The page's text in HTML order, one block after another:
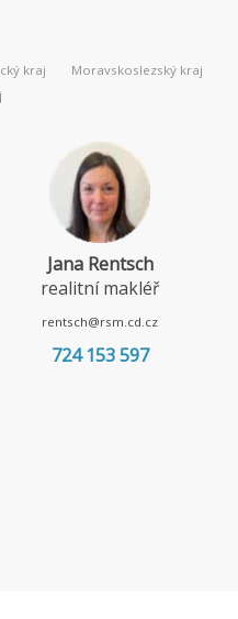
kraj
Moravskoslezský kraj
Jana Rentsch
realitní makléř
rentsch@rsm.cd.cz
724 153 597